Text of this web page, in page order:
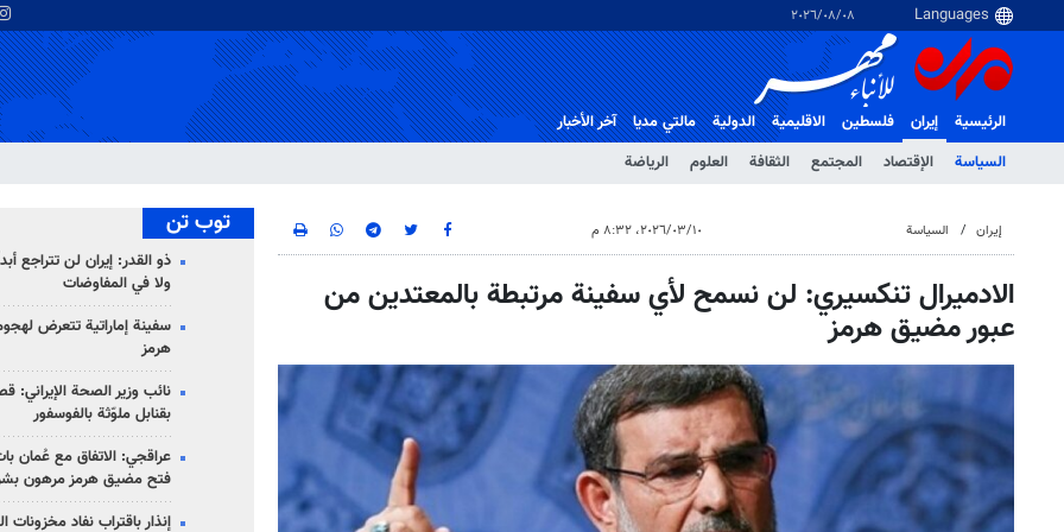
٠٨‏/٠٨‏/٢٠٢٦
الرئيسية
إيران
السياسة
الإقتصاد المجتمع الثقافة العلوم الرياضة
فلسطین الاقلیمیة الدولية مالتي مدیا آخر الأخبار
إيران السياسة ١٠‏/٠٣‏/٢٠٢٦، ٨:٣٢ م
الادميرال تنكسيري: لن نسمح لأي سفينة مرتبطة بالمعتدين من
عبور مضيق هرمز
توب تن
ذو القدر: إيران لن تتراجع
ولا في المفاوضات
سفينة إماراتية تتعرض
هرمز
نائب وزير الصحة الإيراني:
بقنابل ملوّثة بالفوسفور
عراقجي: الاتفاق مع عُمان
فتح مضيق هرمز مرهون
إنذار باقتراب نفاد مخزونات